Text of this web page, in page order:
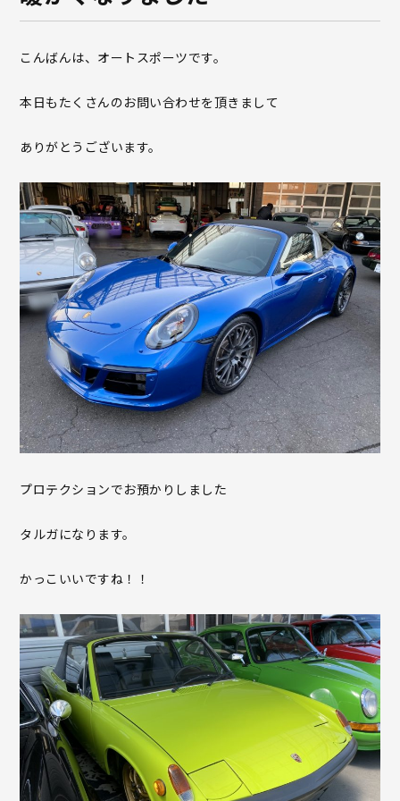
こんばんは、オートスポーツです。
本日もたくさんのお問い合わせを頂きまして
ありがとうございます。
プロテクションでお預かりしました
タルガになります。
かっこいいですね！！